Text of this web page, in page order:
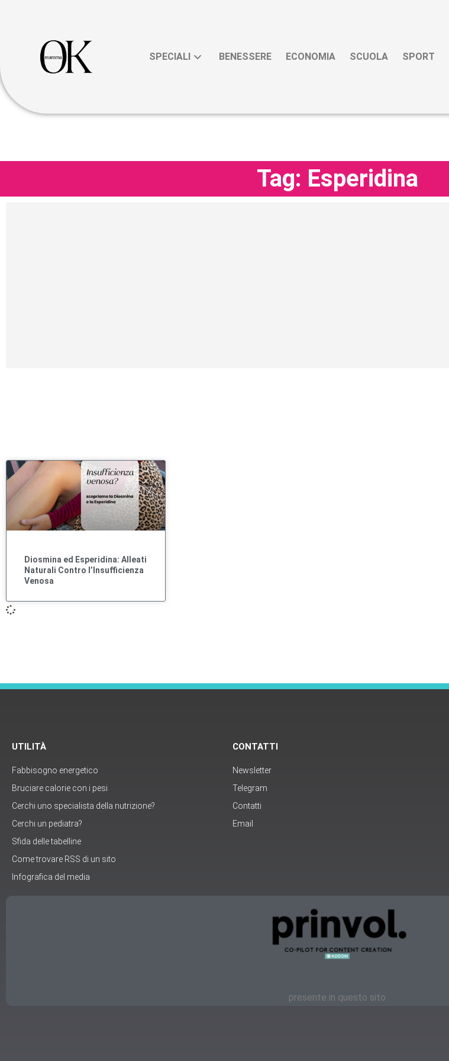
SPECIALI BENESSERE ECONOMIA SCUOLA SPORT
Tag: Esperidina
Diosmina ed Esperidina: Alleati
Naturali Contro l’Insufficienza
Venosa
UTILITÀ
Fabbisogno energetico
Bruciare calorie con i pesi
Cerchi uno specialista della nutrizione?
Cerchi un pediatra?
Sfida delle tabelline
Come trovare RSS di un sito
Infografica del media
CONTATTI
Newsletter
Telegram
Contatti
Email
presente in questo sito